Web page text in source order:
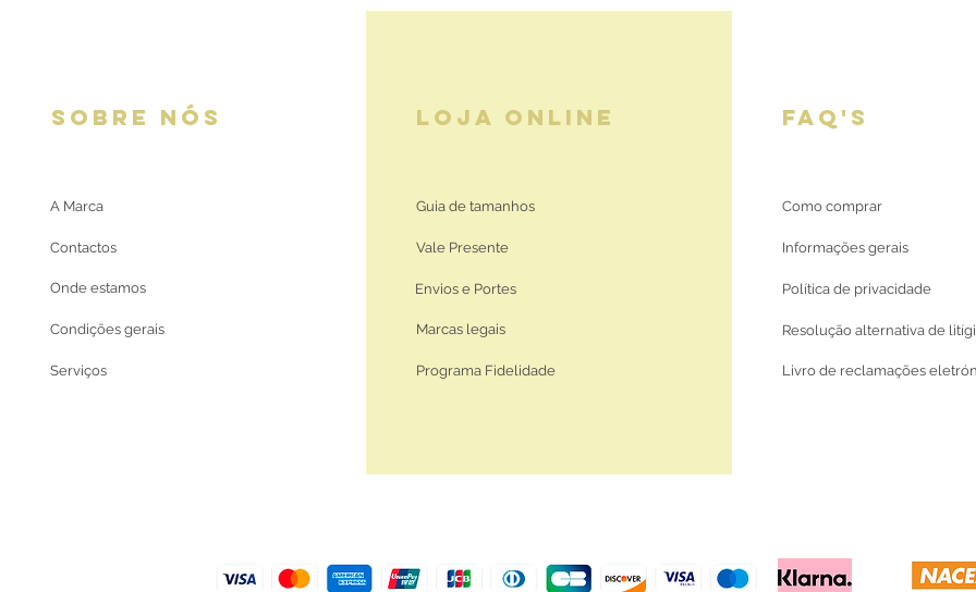
SOBRE NÓS
A Marca
Contactos
Onde estamos
Condições gerais
Serviços
LOJA ONLINE
Guia de tamanhos
Vale Presente
Envios e Portes
Marcas legais
Programa Fidelidade
FAQ'S
Como comprar
Informações gerais
Política de privacidade
Resolução alternativa de
Livro de reclamações